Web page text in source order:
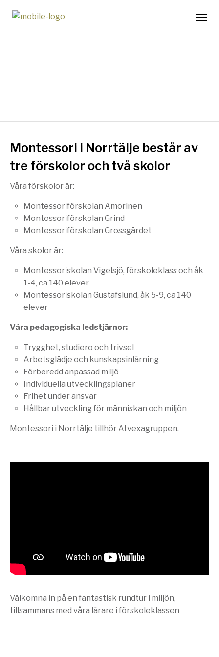
Montessori i Norrtälje består av
tre förskolor och två skolor
Våra förskolor är:
Montessoriförskolan Amorinen
Montessoriförskolan Grind
Montessoriförskolan Grossgärdet
Våra skolor är:
Montessoriskolan Vigelsjö, förskoleklass och åk
1-4, ca 140 elever
Montessoriskolan Gustafslund, åk 5-9, ca 140
elever
Våra pedagogiska ledstjärnor:
Trygghet, studiero och trivsel
Arbetsglädje och kunskapsinlärning
Förberedd anpassad miljö
Individuella utvecklingsplaner
Frihet under ansvar
Hållbar utveckling för människan och miljön
Montessori i Norrtälje tillhör Atvexagruppen.
Välkomna in på en fantastisk rundtur i miljön,
tillsammans med våra lärare i förskoleklassen